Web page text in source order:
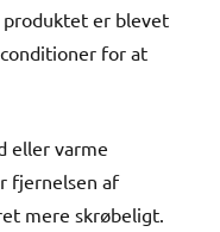
produktet er blevet
for at
eller varme
fjernelsen af
mere skrøbeligt.